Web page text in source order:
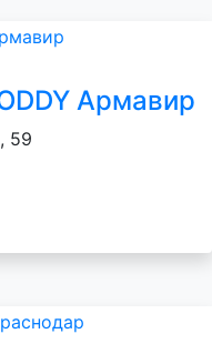
Армавир
59